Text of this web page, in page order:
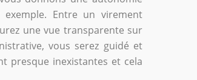
Entre un virement
une vue transparente sur
vous serez guidé et
presque inexistantes et cela